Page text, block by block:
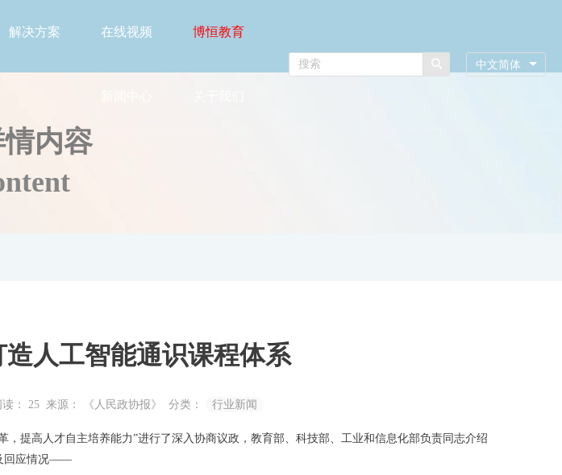
解决方案 在线视频 博恒教育
中文简体
内容
人工智能通识课程体系
读： 25 来源： 《人民政协报》 分类： 行业新闻
提高人才自主培养能力”进行了深入协商议政，教育部、科技部、工业和信息化部负责同志介绍
回应情况——